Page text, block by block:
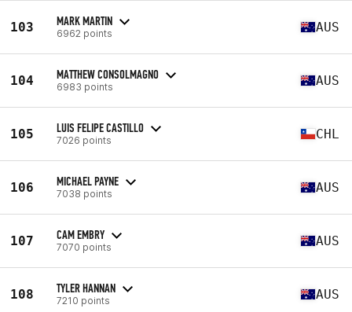
103 MARK MARTIN
6962 points AUS
104 MATTHEW CONSOLMAGNO
6983 points AUS
105 LUIS FELIPE CASTILLO
7026 points CHL
106 MICHAEL PAYNE
7038 points AUS
107 CAM EMBRY
7070 points AUS
108 TYLER HANNAN
7210 points AUS